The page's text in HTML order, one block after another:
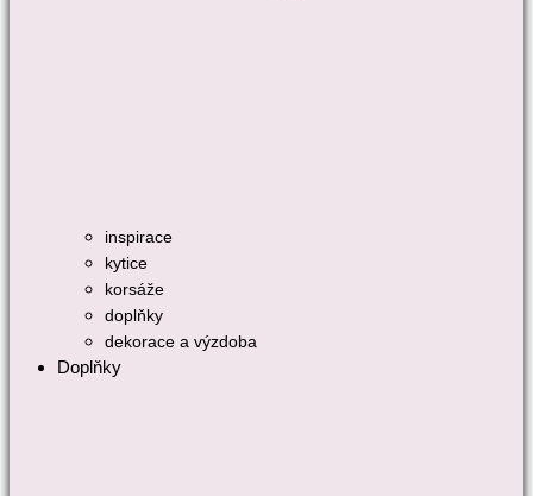
inspirace
kytice
korsáže
doplňky
dekorace a výzdoba
Doplňky